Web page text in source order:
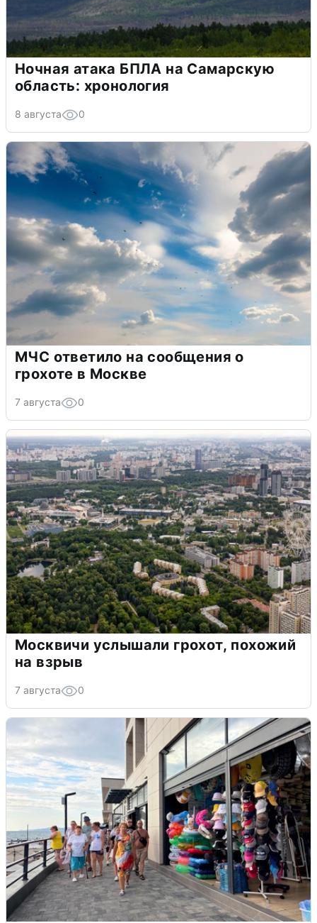
Ночная атака БПЛА на Самарскую
область: хронология
8 августа 0
МЧС ответило на сообщения о
грохоте в Москве
7 августа 0
Москвичи услышали грохот, похожий
на взрыв
7 августа 0